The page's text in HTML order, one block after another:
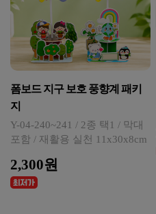
폼보드 지구 보호 풍향계 패키
지
Y-04-240~241 / 2종 택1 / 막대
포함 / 재활용 실천 11x30x8cm
2,300원